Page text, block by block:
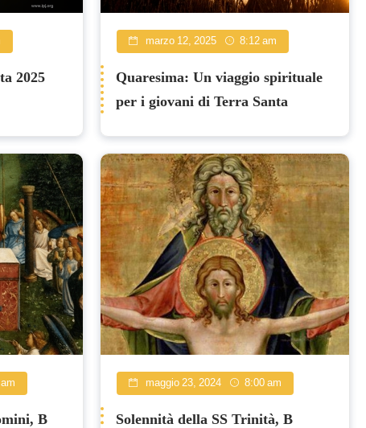
2025
marzo 12, 2025 8:12 am
Quaresima: Un viaggio spirituale
per i giovani di Terra Santa
B
maggio 23, 2024 8:00 am
Solennità della SS Trinità, B